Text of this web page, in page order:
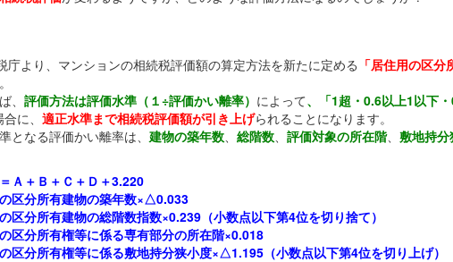
庁より、マンションの相続税評価額の算定方法を新たに定める 「居住用の区
、 評価方法は評価水準（１÷評価かい離率） によって、「1超・0.6以上1以下
に、 適正水準まで相続税評価額が引き上げられることになります。
となる評価かい離率は、 建物の築年数、 総階数、 評価対象の所在階、 敷地持分
Ａ＋Ｂ＋Ｃ＋Ｄ＋3.220
区分所有建物の築年数×△0.033
区分所有建物の総階数指数×0.239（小数点以下第4位を切り捨て）
区分所有権等に係る専有部分の所在階×0.018
区分所有権等に係る敷地持分狭小度×△1.195（小数点以下第4位を切り上げ）